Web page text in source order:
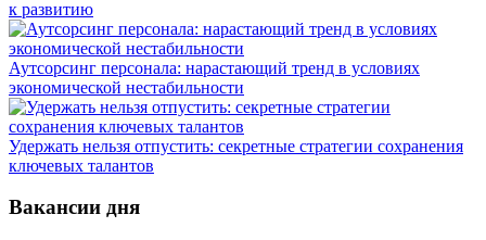
к развитию
Аутсорсинг персонала: нарастающий тренд в условиях
экономической нестабильности
Удержать нельзя отпустить: секретные стратегии сохранения
ключевых талантов
Вакансии дня